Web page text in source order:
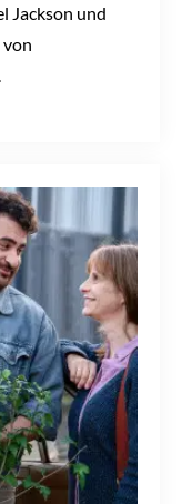
Jackson und
von